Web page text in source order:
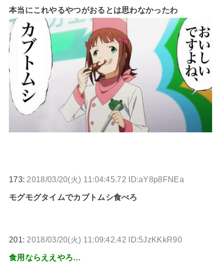
本当にこれやるやつがおるとは思わなかったわ
173: 2018/03/20(火) 11:04:45.72 ID:aY8p8FNEa
モグモグタイムでカブトムシ食べろ
201: 2018/03/20(火) 11:09:42.42 ID:5JzKKkR90
食用ならええやろ…